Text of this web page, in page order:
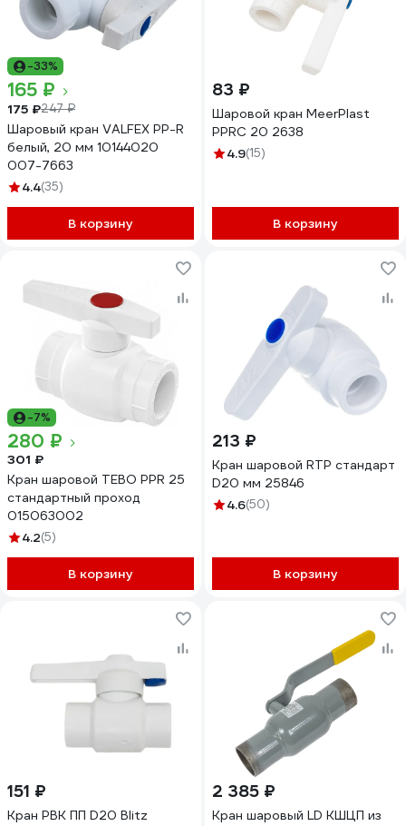
-33%
165 ₽
175 ₽247 ₽
Шаровый кран VALFEX PP-R
белый, 20 мм 10144020
007-7663
4.4(35)
В корзину
83 ₽
Шаровой кран MeerPlast
PPRC 20 2638
4.9(15)
В корзину
-7%
280 ₽
301 ₽
Кран шаровой TEBO PPR 25
стандартный проход
015063002
4.2(5)
В корзину
213 ₽
Кран шаровой RTP стандарт
D20 мм 25846
4.6(50)
В корзину
151 ₽
Кран РВК ПП D20 Blitz
2 385 ₽
Кран шаровый LD КШЦП из